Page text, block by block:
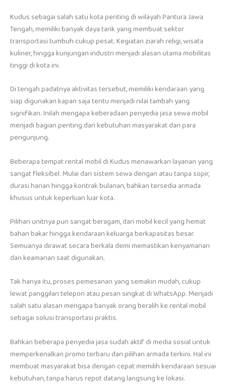
Kudus sebagai salah satu kota penting di wilayah Pantura Jawa
Tengah, memiliki banyak daya tarik yang membuat sektor
transportasi tumbuh cukup pesat. Kegiatan ziarah religi, wisata
kuliner, hingga kunjungan industri menjadi alasan utama mobilitas
tinggi di kota ini.
Di tengah padatnya aktivitas tersebut, memiliki kendaraan yang
siap digunakan kapan saja tentu menjadi nilai tambah yang
signifikan. Inilah mengapa keberadaan penyedia jasa sewa mobil
menjadi bagian penting dari kebutuhan masyarakat dan para
pengunjung.
Beberapa tempat rental mobil di Kudus menawarkan layanan yang
sangat fleksibel. Mulai dari sistem sewa dengan atau tanpa sopir,
durasi harian hingga kontrak bulanan, bahkan tersedia armada
khusus untuk keperluan luar kota.
Pilihan unitnya pun sangat beragam, dari mobil kecil yang hemat
bahan bakar hingga kendaraan keluarga berkapasitas besar.
Semuanya dirawat secara berkala demi memastikan kenyamanan
dan keamanan saat digunakan.
Tak hanya itu, proses pemesanan yang semakin mudah, cukup
lewat panggilan telepon atau pesan singkat di WhatsApp. Menjadi
salah satu alasan mengapa banyak orang beralih ke rental mobil
sebagai solusi transportasi praktis.
Bahkan beberapa penyedia jasa sudah aktif di media sosial untuk
memperkenalkan promo terbaru dan pilihan armada terkini. Hal ini
membuat masyarakat bisa dengan cepat memilih kendaraan sesuai
kebutuhan, tanpa harus repot datang langsung ke lokasi.